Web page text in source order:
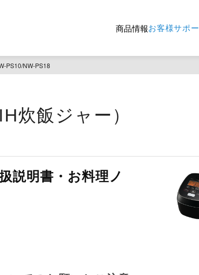
商品情報お客様サポ
PS10/NW-PS18
炊飯ジャー）
説明書・お料理ノ